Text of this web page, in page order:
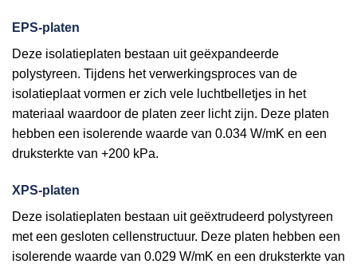
EPS-platen
Deze isolatieplaten bestaan uit geëxpandeerde
polystyreen. Tijdens het verwerkingsproces van de
isolatieplaat vormen er zich vele luchtbelletjes in het
materiaal waardoor de platen zeer licht zijn. Deze platen
hebben een isolerende waarde van 0.034 W/mK en een
druksterkte van +200 kPa.
XPS-platen
Deze isolatieplaten bestaan uit geëxtrudeerd polystyreen
met een gesloten cellenstructuur. Deze platen hebben een
isolerende waarde van 0.029 W/mK en een druksterkte van